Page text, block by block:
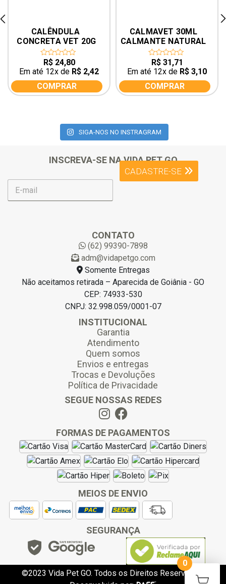
CALÊNDULA
CONCRETA VET 20G
out
of
5
R$24,80
Em até 12x de R$ 2,42
COMPRAR
CALMAVET 30ML
CALMANTE NATURAL
PARA CÃES E GATOS
PROVETS
out
of
5
R$31,71
Em até 12x de R$ 3,10
COMPRAR
SIGA-NOS NO INSTRAGRAM
INSCREVA-SE NA VIDA PET GO
E
m
CADASTRE-SE
CONTATO
(62) 99390-7898
adm@vidapetgo.com
Somente Entregas
Não aceitamos retirada – Aparecida de Goiânia - GO
CEP: 74933-530
CNPJ: 32.998.059/0001-07
INSTITUCIONAL
Garantia
Atendimento
Quem somos
Envios e entregas
Trocas e Devoluções
Política de Privacidade
SEGUE NOSSAS REDES
FORMAS DE PAGAMENTOS
MEIOS DE ENVIO
SEGURANÇA
©2023 Vida Pet GO. Todos os Direitos Reservados.
0